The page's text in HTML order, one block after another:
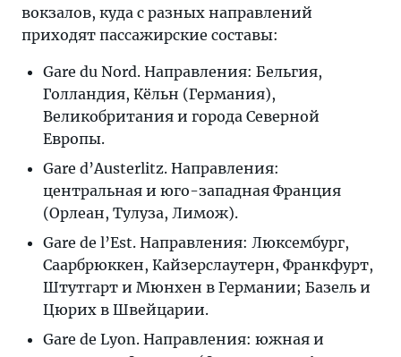
вокзалов, куда с разных направлений
приходят пассажирские составы:
Gare du Nord. Направления: Бельгия,
Голландия, Кёльн (Германия),
Великобритания и города Северной
Европы.
Gare d’Austerlitz. Направления:
центральная и юго-западная Франция
(Орлеан, Тулуза, Лимож).
Gare de l’Est. Направления: Люксембург,
Саарбрюккен, Кайзерслаутерн, Франкфурт,
Штутгарт и Мюнхен в Германии; Базель и
Цюрих в Швейцарии.
Gare de Lyon. Направления: южная и